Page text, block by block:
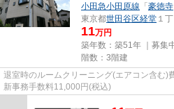
小田急小田原線 「豪徳寺
東京都世田谷区経堂 １
11万円
築年数：築51年 ｜募集
階数：3階建
退室時のルームクリーニング(エアコン含む)
新事務手数料11,000円(税込)